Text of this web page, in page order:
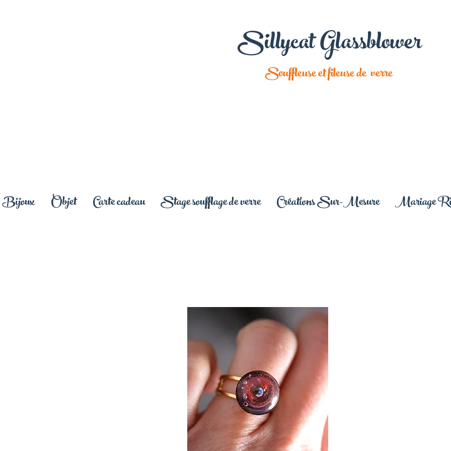
Sillycat Glassblower
Souffleuse et fileuse de verre
Bijoux Objet Carte cadeau Stage soufflage de verre Créations Sur-Mesure Mariage